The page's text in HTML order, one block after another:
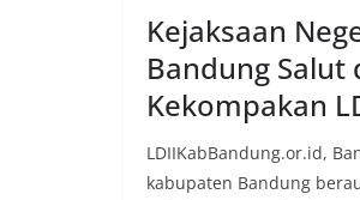
Kejaksaan
Bandung Salut
Kekompakan
LDIIKabBandung.or.id,
kabupaten Bandung